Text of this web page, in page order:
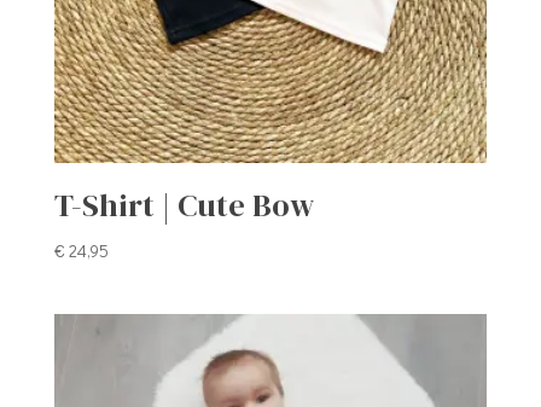
T-Shirt | Cute Bow
€ 24,95